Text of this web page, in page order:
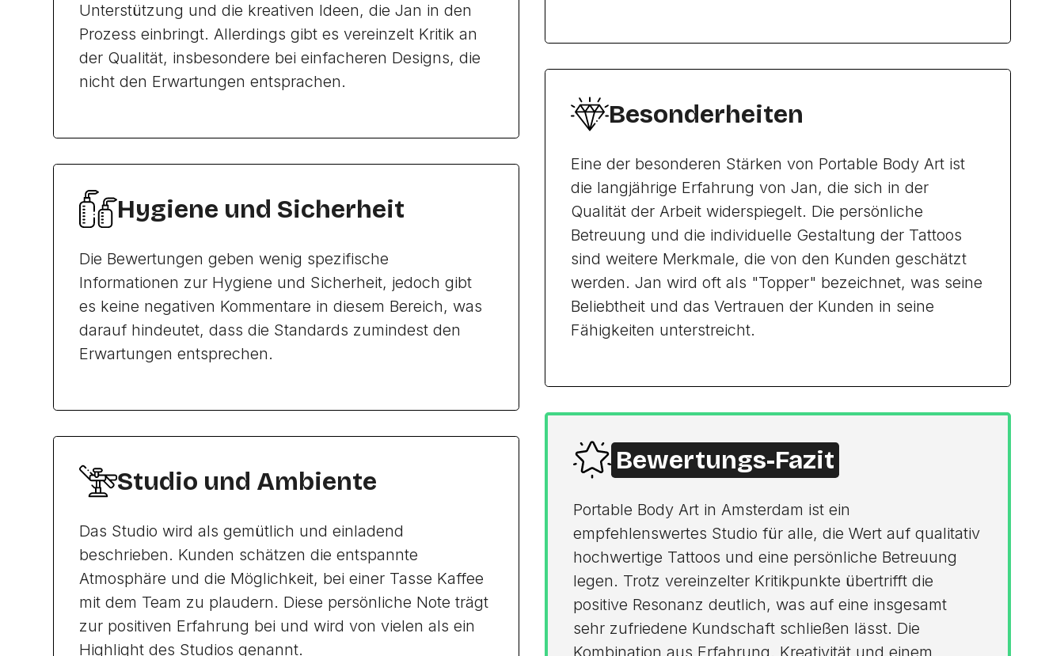
Unterstützung und die kreativen Ideen, die Jan in den
Prozess einbringt. Allerdings gibt es vereinzelt Kritik an
der Qualität, insbesondere bei einfacheren Designs, die
nicht den Erwartungen entsprachen.
Hygiene und Sicherheit
Die Bewertungen geben wenig spezifische
Informationen zur Hygiene und Sicherheit, jedoch gibt
es keine negativen Kommentare in diesem Bereich, was
darauf hindeutet, dass die Standards zumindest den
Erwartungen entsprechen.
Studio und Ambiente
Das Studio wird als gemütlich und einladend
beschrieben. Kunden schätzen die entspannte
Atmosphäre und die Möglichkeit, bei einer Tasse Kaffee
mit dem Team zu plaudern. Diese persönliche Note trägt
zur positiven Erfahrung bei und wird von vielen als ein
Highlight des Studios genannt.
Besonderheiten
Eine der besonderen Stärken von Portable Body Art ist
die langjährige Erfahrung von Jan, die sich in der
Qualität der Arbeit widerspiegelt. Die persönliche
Betreuung und die individuelle Gestaltung der Tattoos
sind weitere Merkmale, die von den Kunden geschätzt
werden. Jan wird oft als "Topper" bezeichnet, was seine
Beliebtheit und das Vertrauen der Kunden in seine
Fähigkeiten unterstreicht.
Bewertungs-Fazit
Portable Body Art in Amsterdam ist ein
empfehlenswertes Studio für alle, die Wert auf qualitativ
hochwertige Tattoos und eine persönliche Betreuung
legen. Trotz vereinzelter Kritikpunkte übertrifft die
positive Resonanz deutlich, was auf eine insgesamt
sehr zufriedene Kundschaft schließen lässt. Die
Kombination aus Erfahrung, Kreativität und einem